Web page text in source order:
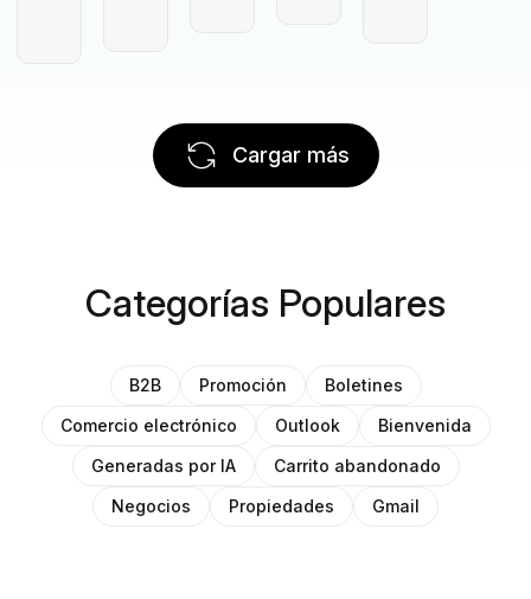
Cargar más
Categorías Populares
B2B Promoción
Boletines
Comercio electrónico
Outlook
Bienvenida
Generadas por IA
Carrito abandonado
Negocios
Propiedades Gmail